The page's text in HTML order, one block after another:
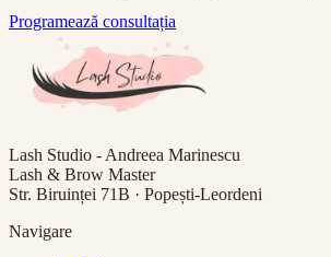
Programează consultația
Lash Studio - Andreea Marinescu
Lash & Brow Master
Str. Biruinței 71B · Popești-Leordeni
Navigare